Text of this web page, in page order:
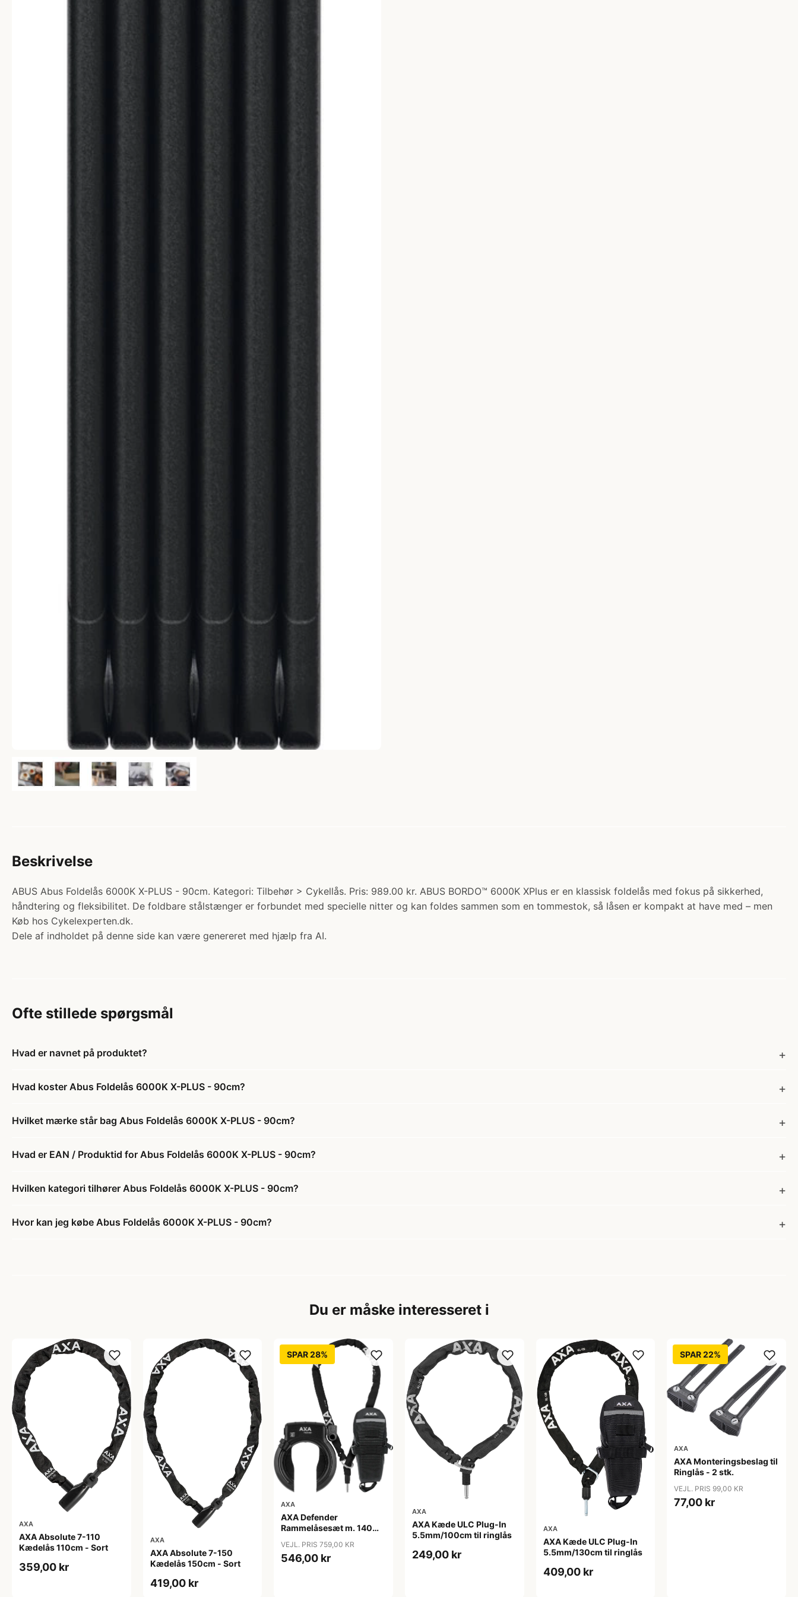
Beskrivelse
ABUS Abus Foldelås 6000K X-PLUS - 90cm. Kategori: Tilbehør > Cykellås. Pris: 989.00 kr. ABUS BORDO™ 6000K XPlus er en klassisk foldelås med fokus på sikkerhed,
håndtering og fleksibilitet. De foldbare stålstænger er forbundet med specielle nitter og kan foldes sammen som en tommestok, så låsen er kompakt at have med – men
Køb hos Cykelexperten.dk.
Dele af indholdet på denne side kan være genereret med hjælp fra AI.
Ofte stillede spørgsmål
Hvad er navnet på produktet?
Hvad koster Abus Foldelås 6000K X-PLUS - 90cm?
Hvilket mærke står bag Abus Foldelås 6000K X-PLUS - 90cm?
Hvad er EAN / Produktid for Abus Foldelås 6000K X-PLUS - 90cm?
Hvilken kategori tilhører Abus Foldelås 6000K X-PLUS - 90cm?
Hvor kan jeg købe Abus Foldelås 6000K X-PLUS - 90cm?
Du er måske interesseret i
AXA
AXA Absolute 7-110
Kædelås 110cm - Sort
359,00 kr
AXA
AXA Absolute 7-150
Kædelås 150cm - Sort
419,00 kr
SPAR 28%
AXA
AXA Defender
Rammelåsesæt m. 140
VEJL. PRIS 759,00 KR
546,00 kr
AXA
AXA Kæde ULC Plug-In
5.5mm/100cm til ringlås
249,00 kr
AXA
AXA Kæde ULC Plug-In
5.5mm/130cm til ringlås
409,00 kr
SPAR 22%
AXA
AXA Monteringsbeslag til
Ringlås - 2 stk.
VEJL. PRIS 99,00 KR
77,00 kr